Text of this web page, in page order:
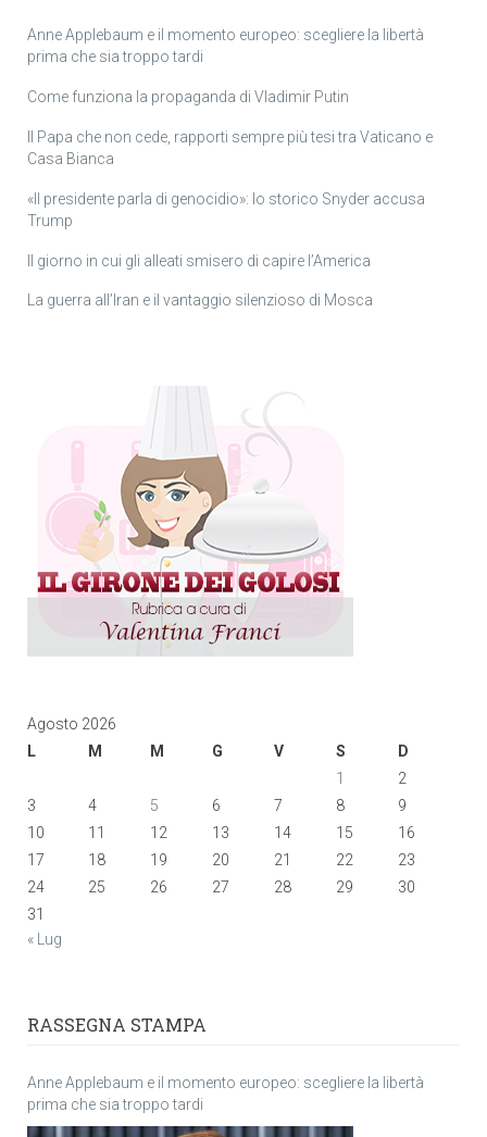
Anne Applebaum e il momento europeo: scegliere la libertà
prima che sia troppo tardi
Come funziona la propaganda di Vladimir Putin
Il Papa che non cede, rapporti sempre più tesi tra Vaticano e
Casa Bianca
«Il presidente parla di genocidio»: lo storico Snyder accusa
Trump
Il giorno in cui gli alleati smisero di capire l’America
La guerra all’Iran e il vantaggio silenzioso di Mosca
Agosto 2026
L
M M G V S
D
1
2
3
4 5 6 7 8
9
10
11 12 13 14 15
16
17
18 19 20 21 22
23
24
25 26 27 28 29
30
31
« Lug
RASSEGNA STAMPA
Anne Applebaum e il momento europeo: scegliere la libertà
prima che sia troppo tardi